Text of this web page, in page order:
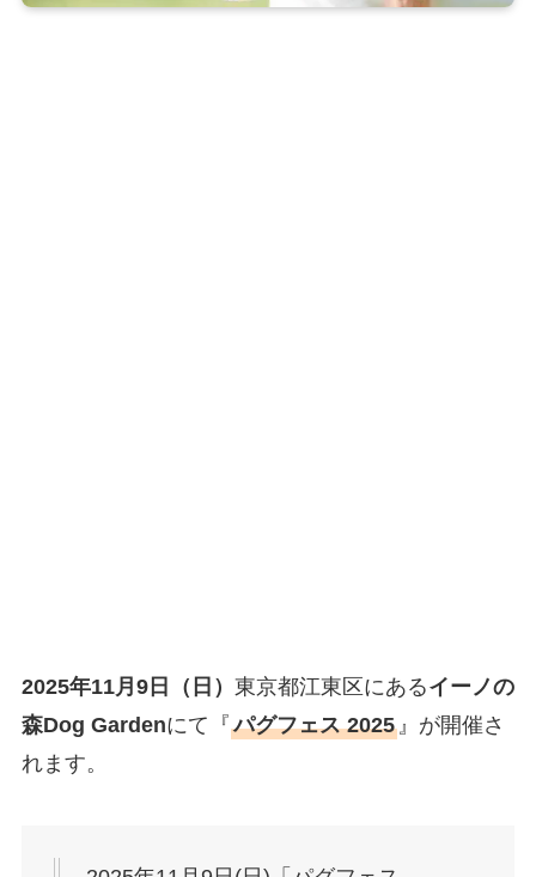
2025年11月9日（日） 東京都江東区にあるイーノの
森Dog Gardenにて『パグフェス 2025』が開催さ
れます。